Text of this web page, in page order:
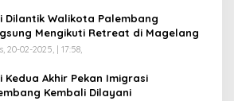
Dilantik Walikota Palembang
Mengikuti Retreat di Magelang
20-02-2025, | 17:58,
Kedua Akhir Pekan Imigrasi
Kembali Dilayani